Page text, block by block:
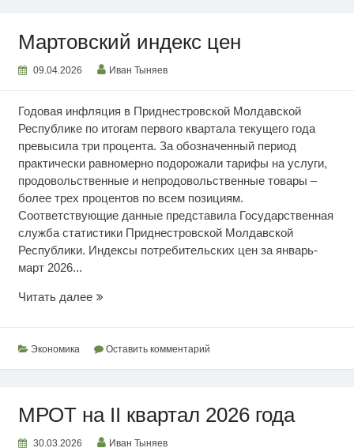
Мартовский индекс цен
09.04.2026 Иван Тыняев
Годовая инфляция в Приднестровской Молдавской
Республике по итогам первого квартала текущего года
превысила три процента. За обозначенный период
практически равномерно подорожали тарифы на услуги,
продовольственные и непродовольственные товары –
более трех процентов по всем позициям.
Соответствующие данные представила Государственная
служба статистики Приднестровской Молдавской
Республики. Индексы потребительских цен за январь-
март 2026...
Читать далееМартовский
Экономика Оставить комментарий
МРОТ на II квартал 2026 года
30.03.2026 Иван Тыняев